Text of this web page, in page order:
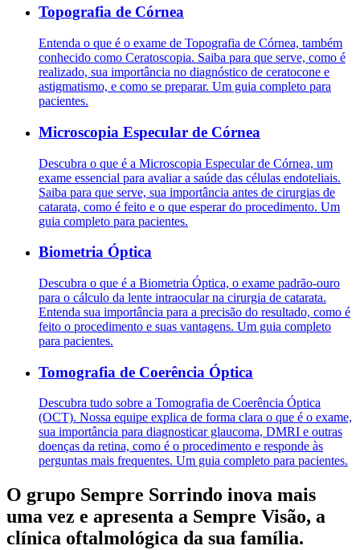
Topografia de Córnea
Entenda o que é o exame de Topografia de Córnea, também
conhecido como Ceratoscopia. Saiba para que serve, como é
realizado, sua importância no diagnóstico de ceratocone e
astigmatismo, e como se preparar. Um guia completo para
pacientes.
Microscopia Especular de Córnea
Descubra o que é a Microscopia Especular de Córnea, um
exame essencial para avaliar a saúde das células endoteliais.
Saiba para que serve, sua importância antes de cirurgias de
catarata, como é feito e o que esperar do procedimento. Um
guia completo para pacientes.
Biometria Óptica
Descubra o que é a Biometria Óptica, o exame padrão-ouro
para o cálculo da lente intraocular na cirurgia de catarata.
Entenda sua importância para a precisão do resultado, como é
feito o procedimento e suas vantagens. Um guia completo
para pacientes.
Tomografia de Coerência Óptica
Descubra tudo sobre a Tomografia de Coerência Óptica
(OCT). Nossa equipe explica de forma clara o que é o exame,
sua importância para diagnosticar glaucoma, DMRI e outras
doenças da retina, como é o procedimento e responde às
perguntas mais frequentes. Um guia completo para pacientes.
O grupo Sempre Sorrindo inova mais
uma vez e apresenta a Sempre Visão, a
clínica oftalmológica da sua família.